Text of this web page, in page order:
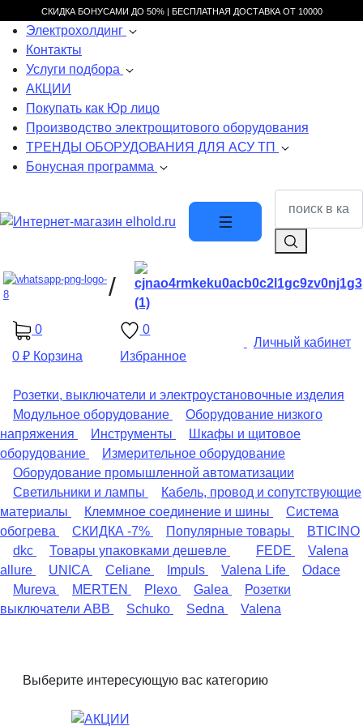
СКИДКА БОНУСАМИ ДО 50% | БЕСПЛАТНАЯ ДОСТАВКА ОТ 10000
Электрохолдинг
Контакты
Услуги подбора
АКЦИИ
Покупать как Юр лицо
Производство электрощитового оборудования
ТРЕНДЫ ОБОРУДОВАНИЯ ДЛЯ АСУ ТП
Бонусная программа
/
0
0 ₽ Корзина
Личный кабинет
0
Избранное
Розетки, выключатели и электроустановочные изделия
Модульное оборудование
Оборудование низкого
напряжения
Инструменты
Шкафы и щитовое
оборудование
Измерительное оборудование
Оборудование промышленной автоматизации
Светильники и лампы
Кабель, провод и сопутствующие
материалы
Клеммное соединение и шины
Система
обогрева
СКИДКА -7% Популярные товары
BTICINO
dkc
Товары упаковками дешевле FEDE
Valena
allure
UNICA Celiane Impuls Valena Life
Odace
Mureva
MERTEN Plexo Galea
Розетки
выключатели ABB
Schuko Sedna Valena
Выберите интересующую вас категорию